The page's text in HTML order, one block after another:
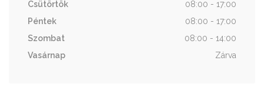
Csütörtök
08:00 - 17:00
Péntek
08:00 - 17:00
Szombat
08:00 - 14:00
Vasárnap
Zárva